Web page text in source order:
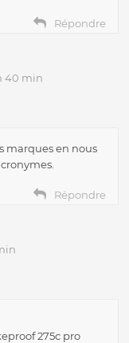
Répondre
40 min
marques en nous
Répondre
275c pro